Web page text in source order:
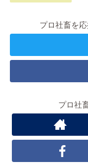
プロ社畜を
プロ社